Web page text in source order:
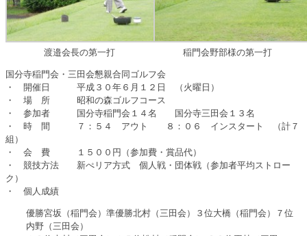
渡邉会長の第一打 稲門会野部様の第一打
国分寺稲門会・三田会懇親合同ゴルフ会
・ 開催日 平成３０年６月１２日 （火曜日）
・ 場 所 昭和の森ゴルフコース
・ 参加者 国分寺稲門会１４名 国分寺三田会１３名
・ 時 間 ７：５４ アウト ８：０６ インスタート （計７
組）
・ 会 費 １５００円（参加費・賞品代）
・ 競技方法 新ぺリア方式 個人戦・団体戦（参加者平均ストロー
ク）
・ 個人成績
優勝宮坂（稲門会）準優勝北村（三田会）３位大橋（稲門会）７位
内野（三田会）